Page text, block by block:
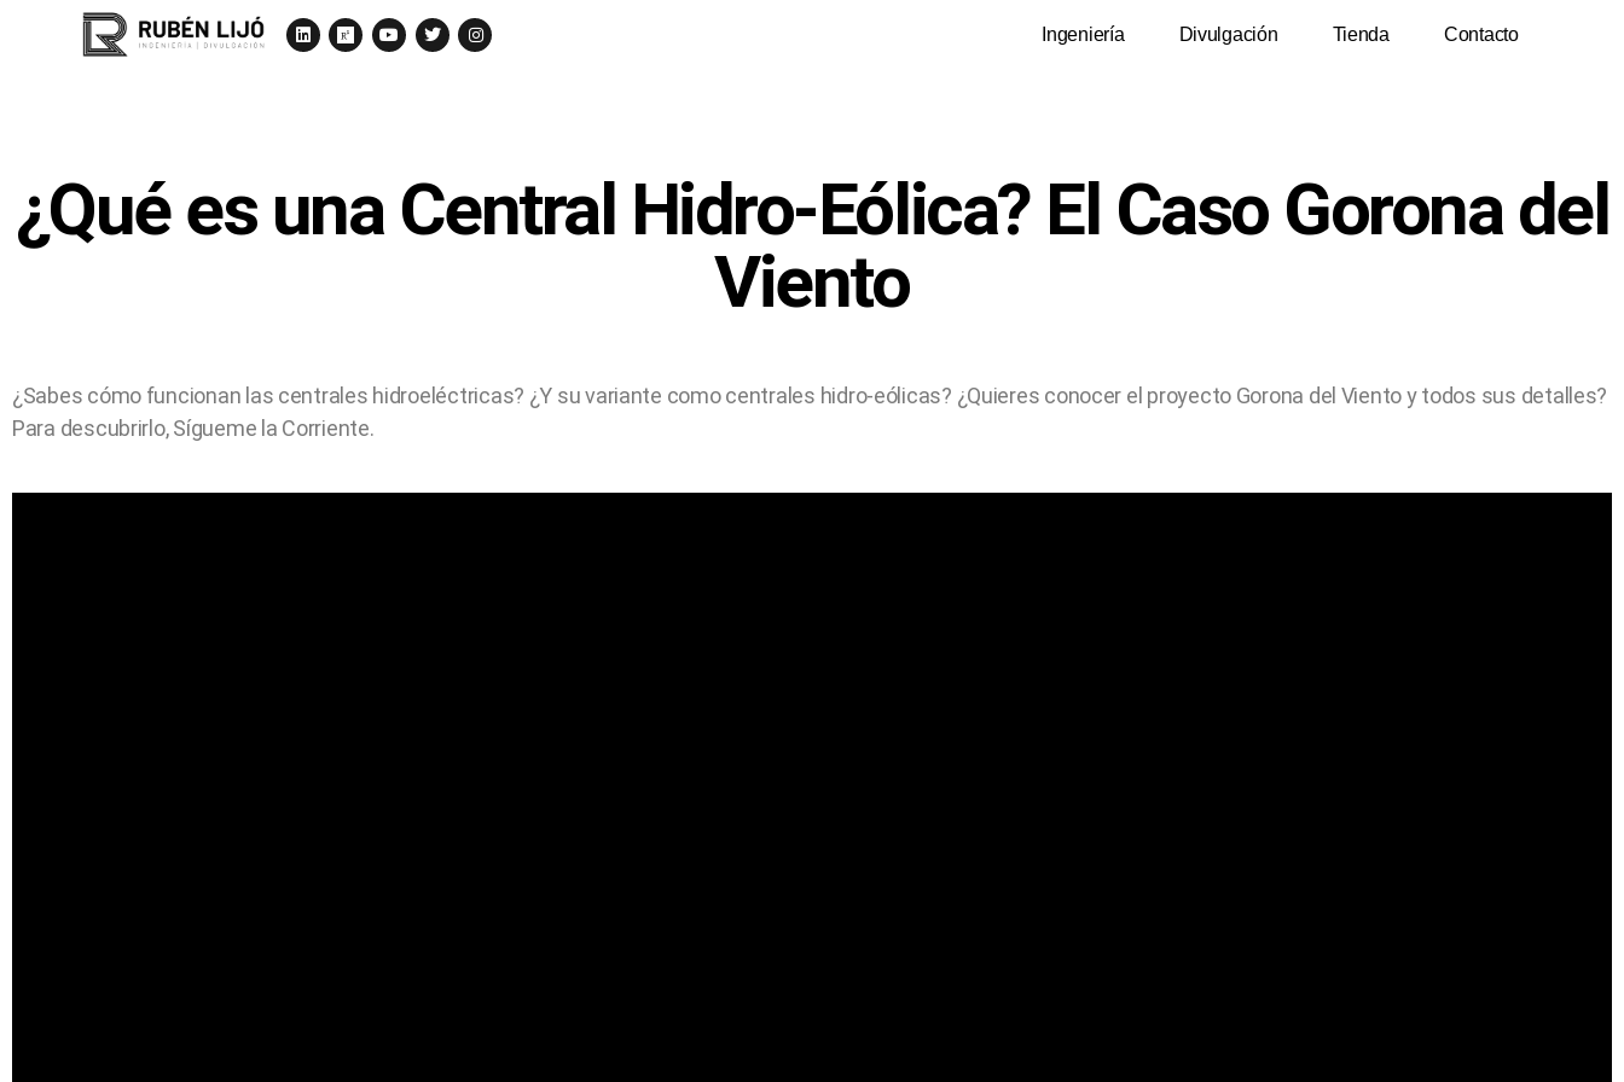
Ingeniería Divulgación Tienda Contacto
¿Qué es una Central Hidro-Eólica? El Caso Gorona del
Viento
¿Sabes cómo funcionan las centrales hidroeléctricas? ¿Y su variante como centrales hidro-eólicas? ¿Quieres conocer el proyecto Gorona del Viento y todos sus detalles?
Para descubrirlo, Sígueme la Corriente.